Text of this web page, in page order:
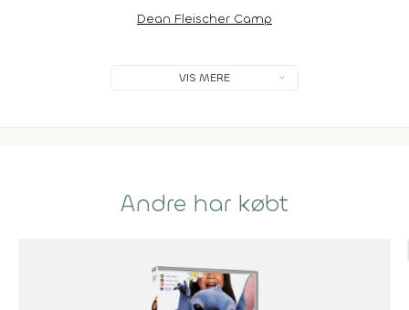
Dean Fleischer Camp
VIS MERE
Andre har købt